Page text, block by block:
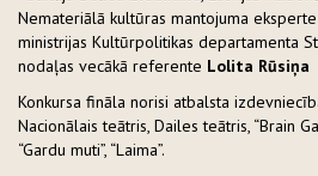
Nemateriālā kultūras mantojuma eksperte
ministrijas Kultūrpolitikas departamenta
nodaļas vecākā referente Lolita Rūsiņa
Konkursa fināla norisi atbalsta
Nacionālais teātris, Dailes teātris, “Brain
“Gardu muti”, “Laima”.